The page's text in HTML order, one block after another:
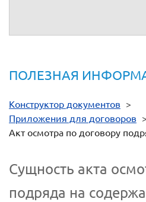
ПОЛЕЗНАЯ
Конструктор документов >
Приложения для договоров >
Акт осмотра по договору
Сущность акта
подряда на